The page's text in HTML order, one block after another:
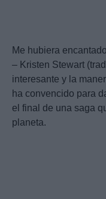
Me hubiera
– Kristen Stewart
interesante y la
ha convencido para
el final de una saga
planeta.